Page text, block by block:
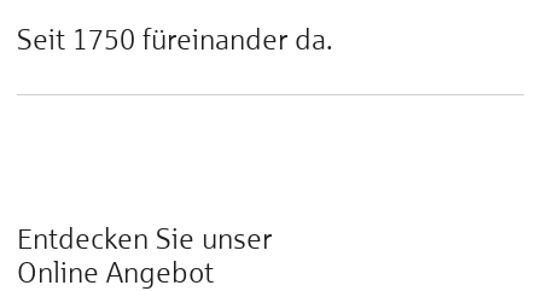
Seit 1750 füreinander da.
Entdecken Sie unser
Online Angebot